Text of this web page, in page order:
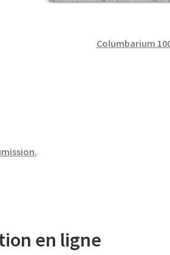
Columbarium
en ligne